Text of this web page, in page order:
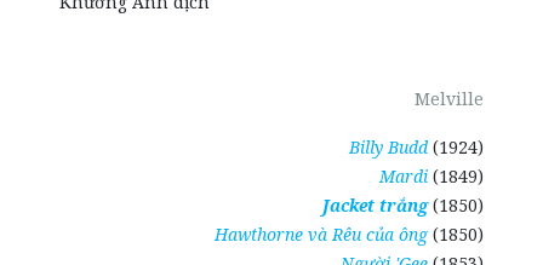
Melville
Billy Budd(1924)
Mardi (1849)
Jacket trắng (1850)
Hawthorne và Rêu của ông(1850)